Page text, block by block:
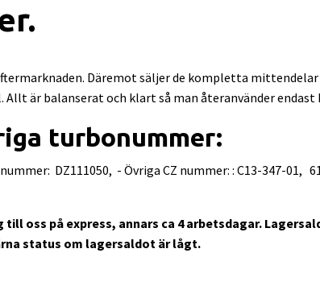
Däremot säljer de kompletta mittendelar
är balanserat och klart så man återanvänder
turbonummer:
DZ111050, - Övriga CZ nummer: : C13-347-01,
till oss på express, annars ca 4 arbetsdagar.
status om lagersaldot är lågt.